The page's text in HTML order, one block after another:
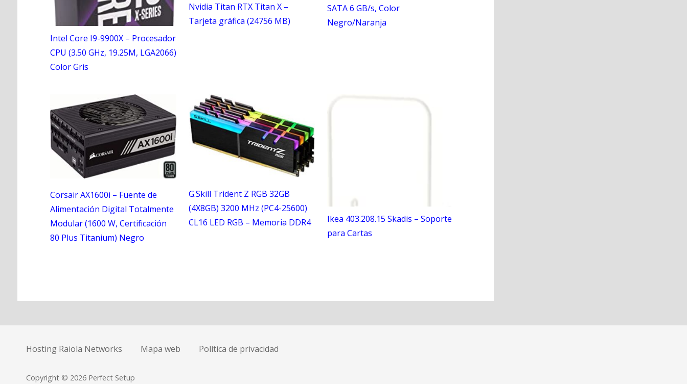
Intel Core I9-9900X – Procesador
CPU (3.50 GHz, 19.25M, LGA2066)
Color Gris
Nvidia Titan RTX Titan X –
Tarjeta gráfica (24756 MB)
SATA 6 GB/s, Color
Negro/Naranja
Corsair AX1600i – Fuente de
Alimentación Digital Totalmente
Modular (1600 W, Certificación
80 Plus Titanium) Negro
G.Skill Trident Z RGB 32GB
(4X8GB) 3200 MHz (PC4-25600)
CL16 LED RGB – Memoria DDR4
Ikea 403.208.15 Skadis – Soporte
para Cartas
Hosting Raiola Networks Mapa web Política de privacidad
Copyright © 2026 Perfect Setup